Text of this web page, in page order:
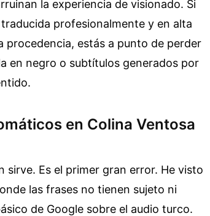
la experiencia de visionado. Si
profesionalmente y en alta
procedencia, estás a punto de perder
en negro o subtítulos generados por
en Colina Ventosa
sirve. Es el primer gran error. He visto
las frases no tienen sujeto ni
de Google sobre el audio turco.